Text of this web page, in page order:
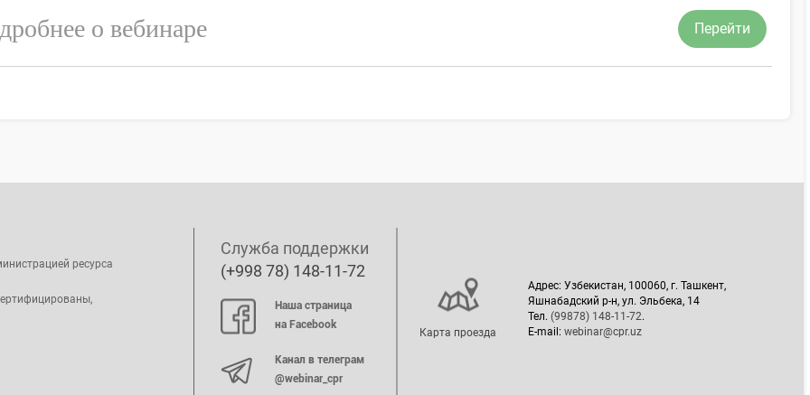
о вебинаре Перейти
ресурса
Служба поддержки
(+998 78) 148-11-72
Наша страница
на Facebook
Канал в телеграм
@webinar_cpr
Карта проезда
Адрес: Узбекистан, 100060, г. Ташкент,
Яшнабадский р-н, ул. Эльбека, 14
Тел. (99878) 148-11-72.
E-mail: webinar@cpr.uz